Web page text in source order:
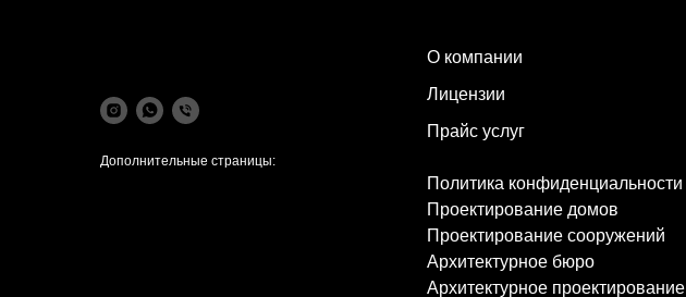
Дополнительные страницы:
О компании
Лицензии
Прайс услуг
Политика конфиденциальности
Проектирование домов
Проектирование сооружений
Архитектурное бюро
Архитектурное проектирование